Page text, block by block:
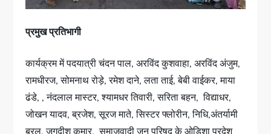
प्रमुख प्रतिभागी
कार्यक्रम में पदयात्री चंदन पाल, अरविंद कुशवाहा, अरविंद अंजुम,
रामधीरज, सोमनाथ रोड़े, रमेश दाने, लता ताई, बेबी वाईकर, माया
ढंडे, , नंदलाल मास्टर, श्यामधर तिवारी, सरिता बहन, विद्याधर,
जोखन यादव, ब्रजेश, सूरज माते, सिस्टर फ्लोरीन, निधि,अंतर्यामी